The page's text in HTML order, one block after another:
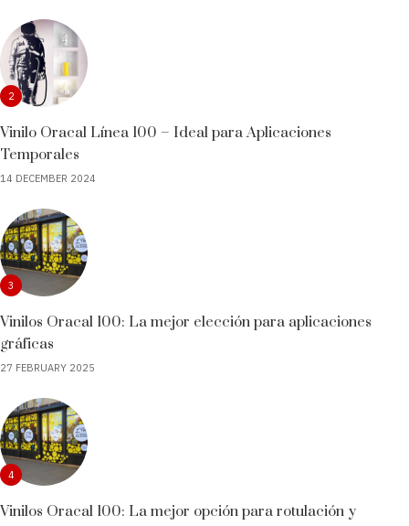
2
Vinilo Oracal Línea 100 – Ideal para Aplicaciones
Temporales
14 DECEMBER 2024
3
Vinilos Oracal 100: La mejor elección para aplicaciones
gráficas
27 FEBRUARY 2025
4
Vinilos Oracal 100: La mejor opción para rotulación y